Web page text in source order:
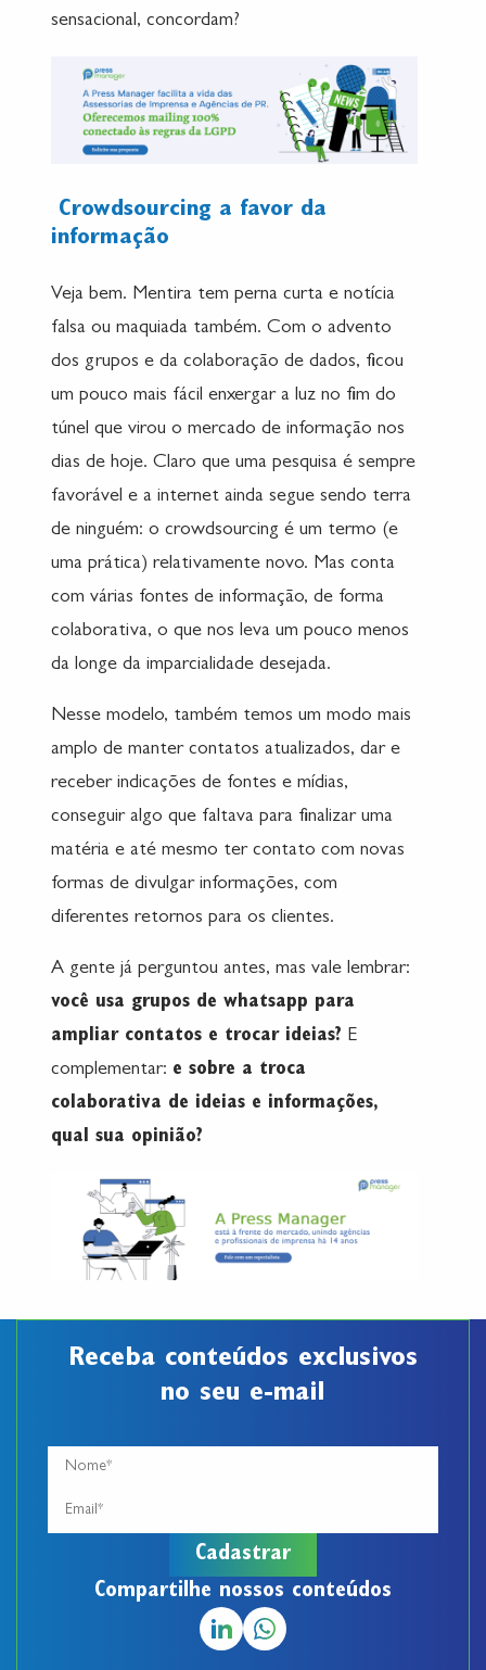
sensacional, concordam?
Crowdsourcing a favor da
informação
Veja bem. Mentira tem perna curta e notícia
falsa ou maquiada também. Com o advento
dos grupos e da colaboração de dados, ficou
um pouco mais fácil enxergar a luz no fim do
túnel que virou o mercado de informação nos
dias de hoje. Claro que uma pesquisa é sempre
favorável e a internet ainda segue sendo terra
de ninguém: o crowdsourcing é um termo (e
uma prática) relativamente novo. Mas conta
com várias fontes de informação, de forma
colaborativa, o que nos leva um pouco menos
da longe da imparcialidade desejada.
Nesse modelo, também temos um modo mais
amplo de manter contatos atualizados, dar e
receber indicações de fontes e mídias,
conseguir algo que faltava para finalizar uma
matéria e até mesmo ter contato com novas
formas de divulgar informações, com
diferentes retornos para os clientes.
A gente já perguntou antes, mas vale lembrar:
você usa grupos de whatsapp para
ampliar contatos e trocar ideias? E
complementar: e sobre a troca
colaborativa de ideias e informações,
qual sua opinião?
Receba conteúdos exclusivos
no seu e-mail
Compartilhe nossos conteúdos